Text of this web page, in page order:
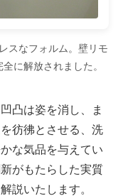
スなフォルム。壁リモ
に解放されました。
凸は姿を消し、ま
彷彿とさせる、洗
な気品を与えてい
がもたらした実質
説いたします。